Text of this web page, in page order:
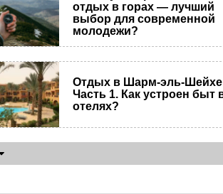
отдых в горах — лучший
выбор для современной
молодежи?
Отдых в Шарм-эль-
Часть 1. Как устроен быт
отелях?